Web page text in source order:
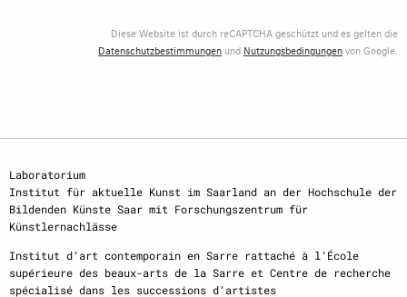
Diese Website ist durch reCAPTCHA geschützt und es gelten die
Datenschutzbestimmungen und Nutzungsbedingungenvon Google.
Laboratorium
Institut für aktuelle Kunst im Saarland an der Hochschule der
Bildenden Künste Saar mit Forschungszentrum für
Künstlernachlässe
Institut d‘art contemporain en Sarre rattaché à l‘École
supérieure des beaux-arts de la Sarre et Centre de recherche
spécialisé dans les successions d‘artistes